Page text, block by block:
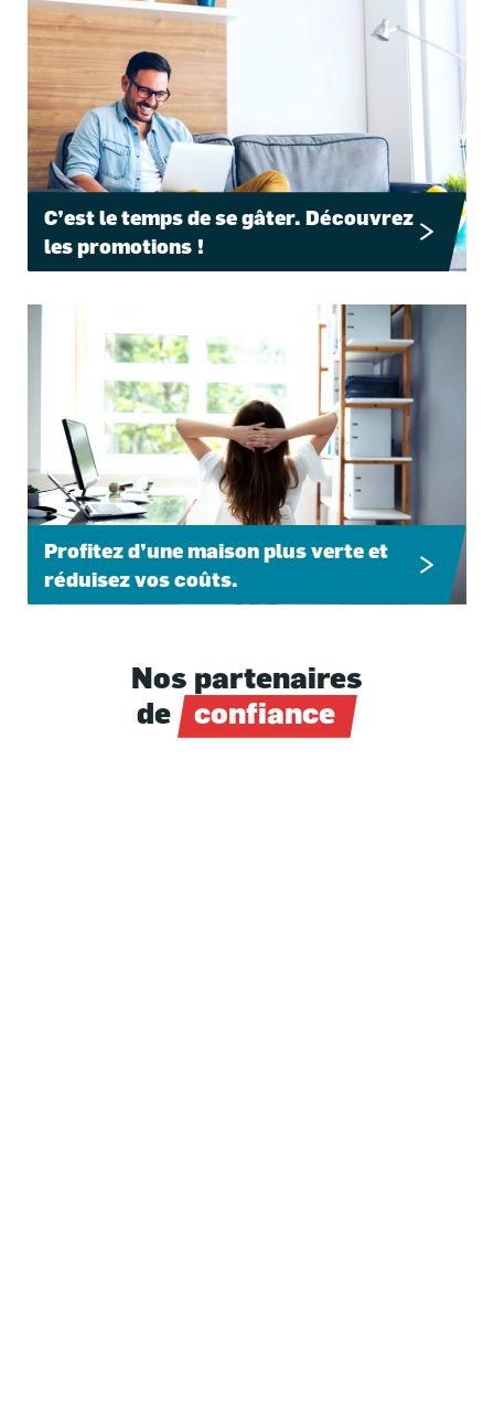
C’est le temps de se gâter. Découvrez
les promotions !
Profitez d’une maison plus verte et
réduisez vos coûts.
Nos partenaires
de
confiance